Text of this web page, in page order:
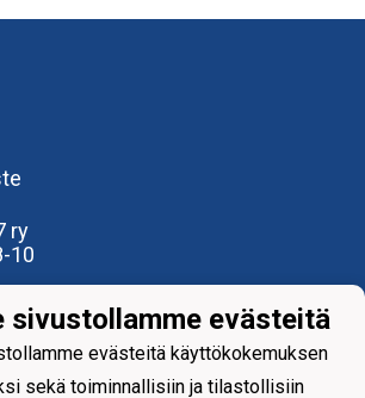
ry
10
sivustollamme evästeitä
evästeitä käyttökokemuksen
sekä toiminnallisiin ja tilastollisiin